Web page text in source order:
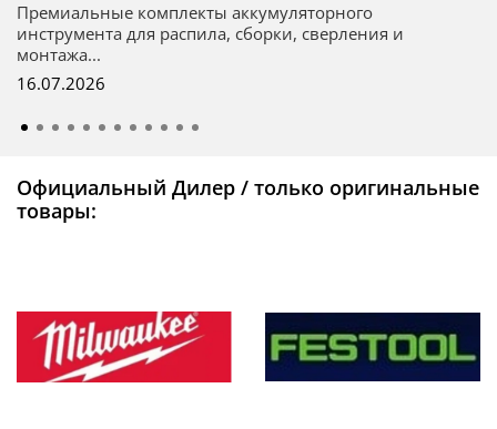
Премиальные комплекты аккумуляторного
инструмента для распила, сборки, сверления и
монтажа...
16.07.2026
Официальный Дилер / только оригинальные
товары: